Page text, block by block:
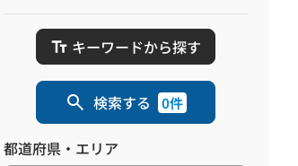
キーワードから探す
検索する 0件
都道府県・エリア